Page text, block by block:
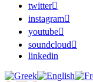
twitter
instagram
youtube
soundcloud
linkedin